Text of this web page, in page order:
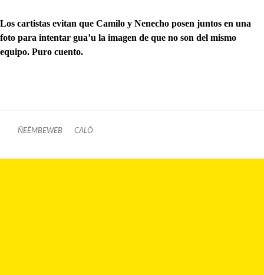
Los cartistas evitan que Camilo y Nenecho posen juntos en una
foto para intentar gua’u la imagen de que no son del mismo
equipo. Puro cuento.
ÑEẼMBEWEB CALÓ